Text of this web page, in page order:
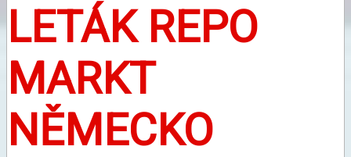
LETÁK REPO
MARKT
NĚMECKO